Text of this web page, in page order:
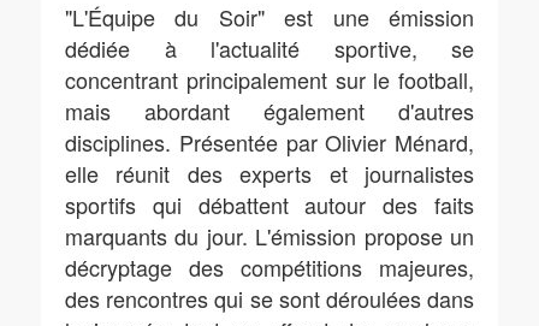
"L'Équipe du Soir" est une émission
dédiée à l'actualité sportive, se
concentrant principalement sur le football,
mais abordant également d'autres
disciplines. Présentée par Olivier Ménard,
elle réunit des experts et journalistes
sportifs qui débattent autour des faits
marquants du jour. L'émission propose un
décryptage des compétitions majeures,
des rencontres qui se sont déroulées dans